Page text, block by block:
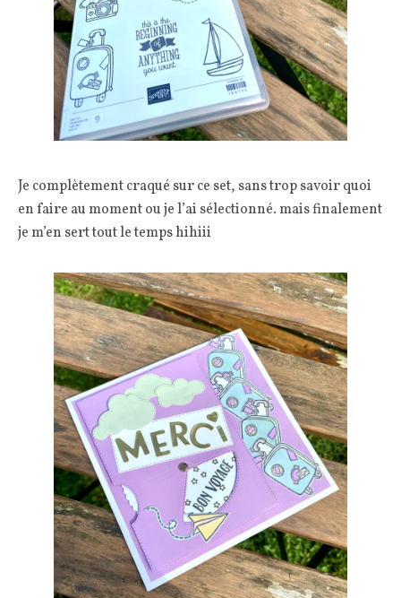
Je complètement craqué sur ce set, sans trop savoir quoi
en faire au moment ou je l’ai sélectionné. mais finalement
je m’en sert tout le temps hihiii